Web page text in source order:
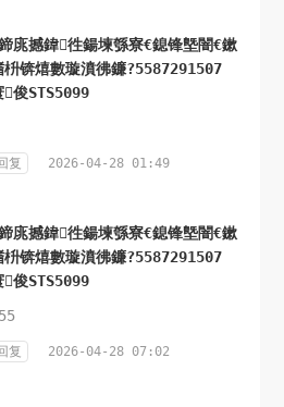
鍗庣撼鍏徃鍚堜綔寮€鎴锋墍闇€鏉
枡锛熺數璇濆彿鐮?5587291507
俊STS5099
复 2026-04-28 01:49
鍗庣撼鍏徃鍚堜綔寮€鎴锋墍闇€鏉
枡锛熺數璇濆彿鐮?5587291507
俊STS5099
复 2026-04-28 07:02